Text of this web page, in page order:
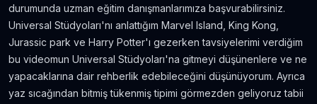
durumunda uzman eğitim danışmanlarımıza başvurabilirsiniz.
Universal Stüdyoları'nı anlattığım Marvel Island, King Kong,
Jurassic park ve Harry Potter'ı gezerken tavsiyelerimi verdiğim
bu videomun Universal Stüdyoları'na gitmeyi düşünenlere ve ne
yapacaklarına dair rehberlik edebileceğini düşünüyorum. Ayrıca
yaz sıcağından bitmiş tükenmiş tipimi görmezden geliyoruz tabii